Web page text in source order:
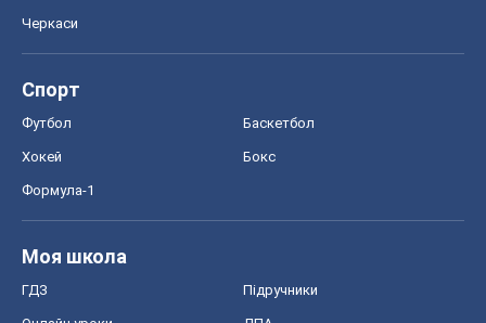
Черкаси
Спорт
Футбол Баскетбол
Хокей Бокс
Формула-1
Моя школа
ГДЗ Підручники